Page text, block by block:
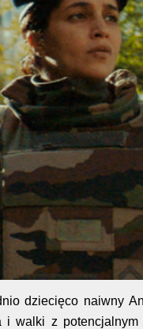
dziecięco naiwny
i walki z